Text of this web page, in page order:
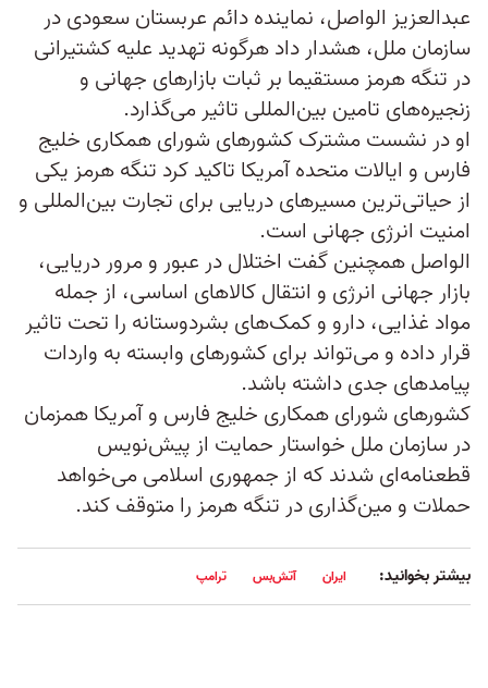
عبدالعزیز الواصل، نماینده دائم عربستان سعودی در
سازمان ملل، هشدار داد هرگونه تهدید علیه کشتیرانی
در تنگه هرمز مستقیما بر ثبات بازارهای جهانی و
زنجیره‌های تامین بین‌المللی تاثیر می‌گذارد.
او در نشست مشترک کشورهای شورای همکاری خلیج
فارس و ایالات متحده آمریکا تاکید کرد تنگه هرمز یکی
از حیاتی‌ترین مسیرهای دریایی برای تجارت بین‌المللی و
امنیت انرژی جهانی است.
الواصل همچنین گفت اختلال در عبور و مرور دریایی،
بازار جهانی انرژی و انتقال کالاهای اساسی، از جمله
مواد غذایی، دارو و کمک‌های بشردوستانه را تحت تاثیر
قرار داده و می‌تواند برای کشورهای وابسته به واردات
پیامدهای جدی داشته باشد.
کشورهای شورای همکاری خلیج فارس و آمریکا همزمان
در سازمان ملل خواستار حمایت از پیش‌نویس
قطعنامه‌ای شدند که از جمهوری اسلامی می‌خواهد
حملات و مین‌گذاری در تنگه هرمز را متوقف کند.
بیشتر بخوانید: ایران آتش‌بس ترامپ